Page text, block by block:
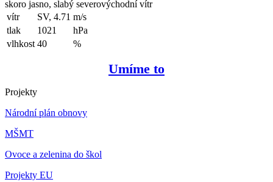
skoro jasno, slabý severovýchodní vítr
vítr
SV, 4.71 m/s
tlak
1021
hPa
vlhkost 40 %
Umíme to
Projekty
Národní plán obnovy
MŠMT
Ovoce a zelenina do škol
Projekty EU